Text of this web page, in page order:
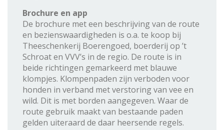
Brochure en app
De brochure met een beschrijving van de route
en bezienswaardigheden is o.a. te koop bij
Theeschenkerij Boerengoed, boerderij op ’t
Schroat en VVV’s in de regio. De route is in
beide richtingen gemarkeerd met blauwe
klompjes. Klompenpaden zijn verboden voor
honden in verband met verstoring van vee en
wild. Dit is met borden aangegeven. Waar de
route gebruik maakt van bestaande paden
gelden uiteraard de daar heersende regels.